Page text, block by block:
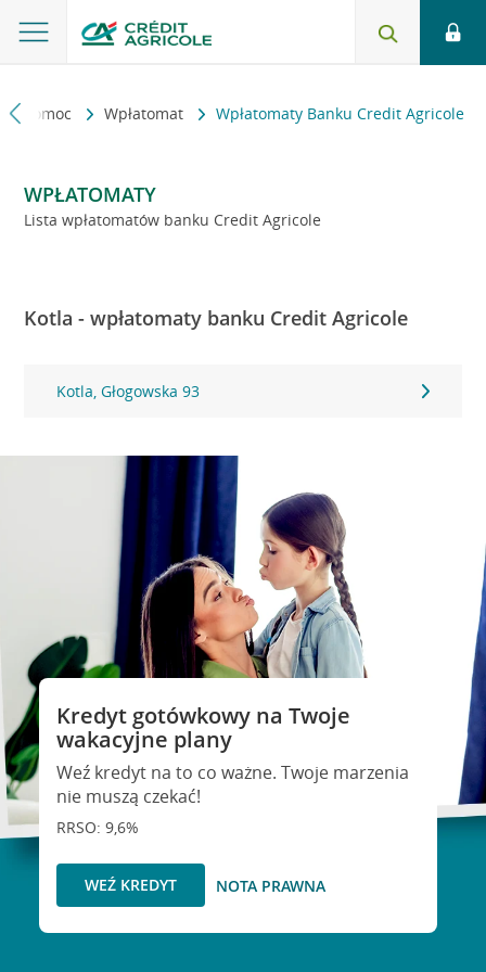
i pomoc Wpłatomat Wpłatomaty Banku Credit Agricole
WPŁATOMATY
Lista wpłatomatów banku Credit Agricole
Kotla - wpłatomaty banku Credit Agricole
Kotla, Głogowska 93
Kredyt gotówkowy na Twoje
wakacyjne plany
Weź kredyt na to co ważne. Twoje marzenia
nie muszą czekać!
RRSO: 9,6%
WEŹ KREDYT NOTA PRAWNA